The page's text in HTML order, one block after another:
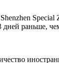
раньше,